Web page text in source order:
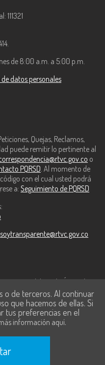
de 8:00 a.m. a 5:00 p.m.
datos personales
Quejas, Reclamos,
puede remitir lo pertinente al
o
PQRSD. Al momento de
con el cual usted podrá
a: Seguimiento de PQRSD
soytransparente@rtvc.gov.co
del Fondo Único de
Comunicaciones de MinTic.
o de terceros. Al continuar
que hacemos de ellas. Si
tus preferencias en el
información aquí.